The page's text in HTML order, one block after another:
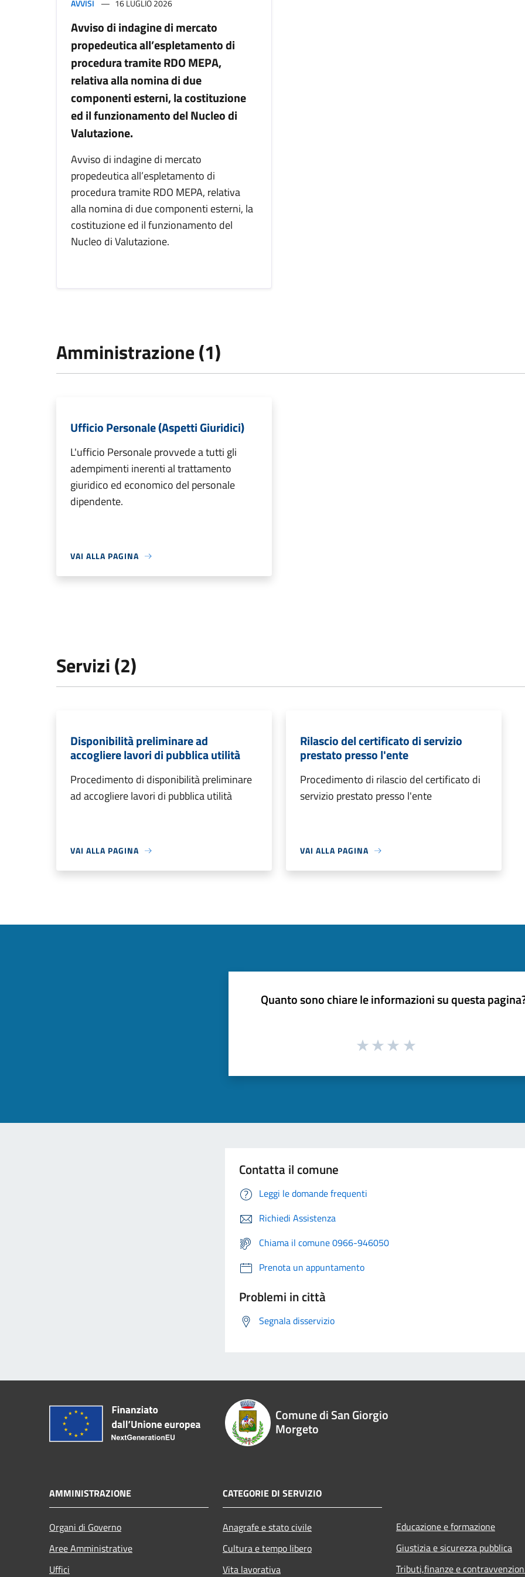
AVVISI 16 LUGLIO 2026
Avviso di indagine di mercato
propedeutica all’espletamento di
procedura tramite RDO MEPA,
relativa alla nomina di due
componenti esterni, la costituzione
ed il funzionamento del Nucleo di
Valutazione.
Avviso di indagine di mercato
propedeutica all’espletamento di
procedura tramite RDO MEPA, relativa
alla nomina di due componenti esterni, la
costituzione ed il funzionamento del
Nucleo di Valutazione.
Amministrazione (1)
Ufficio Personale (Aspetti Giuridici)
L'ufficio Personale provvede a tutti gli
adempimenti inerenti al trattamento
giuridico ed economico del personale
dipendente.
VAI ALLA PAGINA
Servizi (2)
Disponibilità preliminare ad
accogliere lavori di pubblica utilità
Procedimento di disponibilità preliminare
ad accogliere lavori di pubblica utilità
VAI ALLA PAGINA
Rilascio del certificato di servizio
prestato presso l'ente
Procedimento di rilascio del certificato di
servizio prestato presso l'ente
VAI ALLA PAGINA
Quanto sono chiare le informazioni su questa
Contatta il comune
Leggi le domande frequenti
Richiedi Assistenza
Chiama il comune 0966-946050
Prenota un appuntamento
Problemi in città
Segnala disservizio
Comune di San Giorgio
Morgeto
AMMINISTRAZIONE
Organi di Governo
Aree Amministrative
Uffici
CATEGORIE DI SERVIZIO
Anagrafe e stato civile
Cultura e tempo libero
Vita lavorativa
Educazione e formazione
Giustizia e sicurezza pubblica
Tributi,finanze e